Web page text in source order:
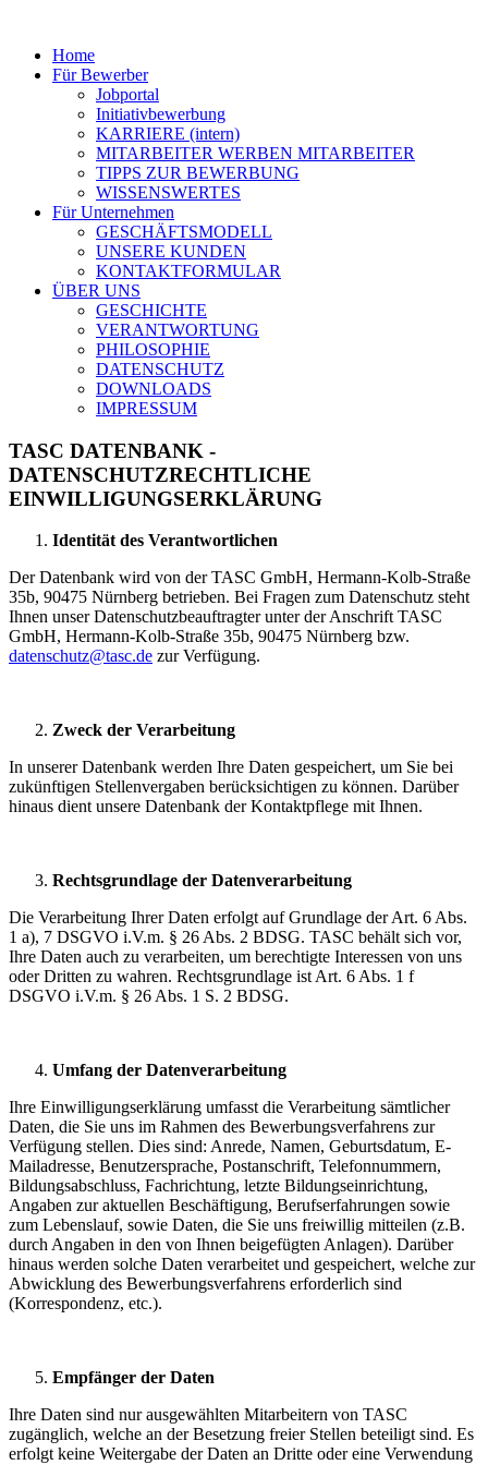
Home
Für Bewerber
Jobportal
Initiativbewerbung
KARRIERE (intern)
MITARBEITER WERBEN MITARBEITER
TIPPS ZUR BEWERBUNG
WISSENSWERTES
Für Unternehmen
GESCHÄFTSMODELL
UNSERE KUNDEN
KONTAKTFORMULAR
ÜBER UNS
GESCHICHTE
VERANTWORTUNG
PHILOSOPHIE
DATENSCHUTZ
DOWNLOADS
IMPRESSUM
TASC DATENBANK -
DATENSCHUTZRECHTLICHE
EINWILLIGUNGSERKLÄRUNG
Identität des Verantwortlichen
Der Datenbank wird von der TASC GmbH, Hermann-Kolb-Straße
35b, 90475 Nürnberg betrieben. Bei Fragen zum Datenschutz steht
Ihnen unser Datenschutzbeauftragter unter der Anschrift TASC
GmbH, Hermann-Kolb-Straße 35b, 90475 Nürnberg bzw.
datenschutz@tasc.de zur Verfügung.
Zweck der Verarbeitung
In unserer Datenbank werden Ihre Daten gespeichert, um Sie bei
zukünftigen Stellenvergaben berücksichtigen zu können. Darüber
hinaus dient unsere Datenbank der Kontaktpflege mit Ihnen.
Rechtsgrundlage der Datenverarbeitung
Die Verarbeitung Ihrer Daten erfolgt auf Grundlage der Art. 6 Abs.
1 a), 7 DSGVO i.V.m. § 26 Abs. 2 BDSG. TASC behält sich vor,
Ihre Daten auch zu verarbeiten, um berechtigte Interessen von uns
oder Dritten zu wahren. Rechtsgrundlage ist Art. 6 Abs. 1 f
DSGVO i.V.m. § 26 Abs. 1 S. 2 BDSG.
Umfang der Datenverarbeitung
Ihre Einwilligungserklärung umfasst die Verarbeitung sämtlicher
Daten, die Sie uns im Rahmen des Bewerbungsverfahrens zur
Verfügung stellen. Dies sind: Anrede, Namen, Geburtsdatum, E-
Mailadresse, Benutzersprache, Postanschrift, Telefonnummern,
Bildungsabschluss, Fachrichtung, letzte Bildungseinrichtung,
Angaben zur aktuellen Beschäftigung, Berufserfahrungen sowie
zum Lebenslauf, sowie Daten, die Sie uns freiwillig mitteilen (z.B.
durch Angaben in den von Ihnen beigefügten Anlagen). Darüber
hinaus werden solche Daten verarbeitet und gespeichert, welche zur
Abwicklung des Bewerbungsverfahrens erforderlich sind
(Korrespondenz, etc.).
Empfänger der Daten
Ihre Daten sind nur ausgewählten Mitarbeitern von TASC
zugänglich, welche an der Besetzung freier Stellen beteiligt sind. Es
erfolgt keine Weitergabe der Daten an Dritte oder eine Verwendung